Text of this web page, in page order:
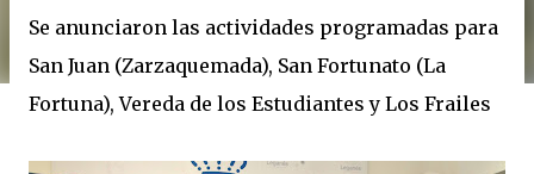
Se anunciaron las actividades programadas para
San Juan (Zarzaquemada), San Fortunato (La
Fortuna), Vereda de los Estudiantes y Los Frailes